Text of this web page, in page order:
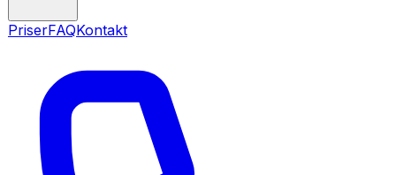
PriserFAQKontakt